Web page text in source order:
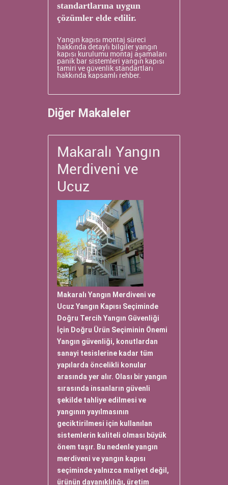
standartlarına uygun
çözümler elde edilir.
Yangın kapısı montaj süreci
hakkında detaylı bilgiler yangın
kapısı kurulumu montaj aşamaları
panik bar sistemleri yangın kapısı
tamiri ve güvenlik standartları
hakkında kapsamlı rehber.
Diğer Makaleler
Makaralı Yangın
Merdiveni ve
Ucuz
Makaralı Yangın Merdiveni ve
Ucuz Yangın Kapısı Seçiminde
Doğru Tercih Yangın Güvenliği
İçin Doğru Ürün Seçiminin Önemi
Yangın güvenliği, konutlardan
sanayi tesislerine kadar tüm
yapılarda öncelikli konular
arasında yer alır. Olası bir yangın
sırasında insanların güvenli
şekilde tahliye edilmesi ve
yangının yayılmasının
geciktirilmesi için kullanılan
sistemlerin kaliteli olması büyük
önem taşır. Bu nedenle yangın
merdiveni ve yangın kapısı
seçiminde yalnızca maliyet değil,
ürünün dayanıklılığı, üretim